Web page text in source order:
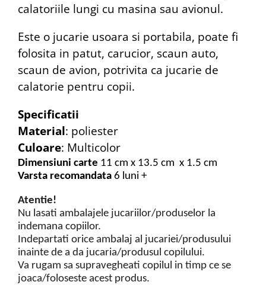
calatoriile lungi cu masina sau avionul.
Este o jucarie usoara si portabila, poate fi
folosita in patut, carucior, scaun auto,
scaun de avion, potrivita ca jucarie de
calatorie pentru copii.
Specificatii
Material: poliester
Culoare: Multicolor
Dimensiuni carte 11 cm x 13.5 cm x 1.5 cm
Varsta recomandata 6 luni +
Atentie!
Nu lasati ambalajele jucariilor/produselor la
indemana copiilor.
Indepartati orice ambalaj al jucariei/produsului
inainte de a da jucaria/produsul copilului.
Va rugam sa supravegheati copilul in timp ce se
joaca/foloseste acest produs.